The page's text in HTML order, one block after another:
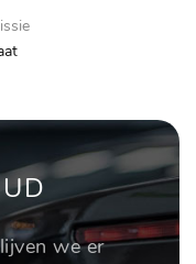
we er